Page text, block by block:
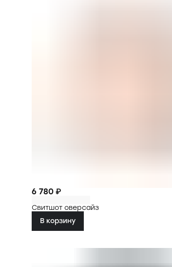
6 780 ₽
Свитшот оверсайз
В корзину